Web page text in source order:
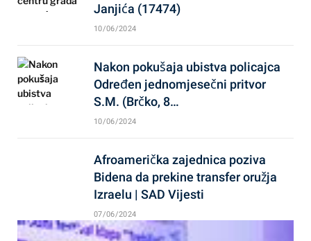
Janjića (17474)
10/06/2024
Nakon pokušaja ubistva policajca
Određen jednomjesečni pritvor
S.M. (Brčko, 8…
10/06/2024
Afroamerička zajednica poziva
Bidena da prekine transfer oružja
Izraelu | SAD Vijesti
07/06/2024